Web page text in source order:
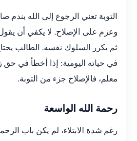
التوبة تعني الرجوع إلى الله بندم
وعزم على الإصلاح. لا يكفي أن
ثم يكرر السلوك نفسه. الطالب
في حياته اليومية: إذا أخطأ في حق
معلم، فالإصلاح جزء من التوبة.
رحمة الله الواسعة
رغم شدة الابتلاء، لم يكن باب